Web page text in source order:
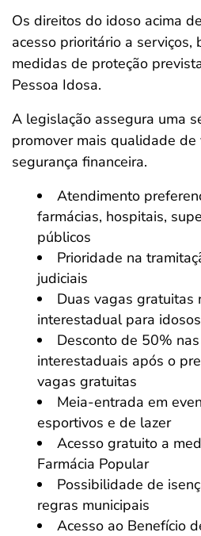
Os direitos do idoso acima
acesso prioritário a serviços,
medidas de proteção
Pessoa Idosa.
A legislação assegura uma
promover mais qualidade de
segurança financeira.
Atendimento
farmácias, hospitais,
públicos
Prioridade na
judiciais
Duas vagas gratuitas
interestadual para
Desconto de 50%
interestaduais após o
vagas gratuitas
Meia-entrada em
esportivos e de lazer
Acesso gratuito a
Farmácia Popular
Possibilidade de
regras municipais
Acesso ao Benefício